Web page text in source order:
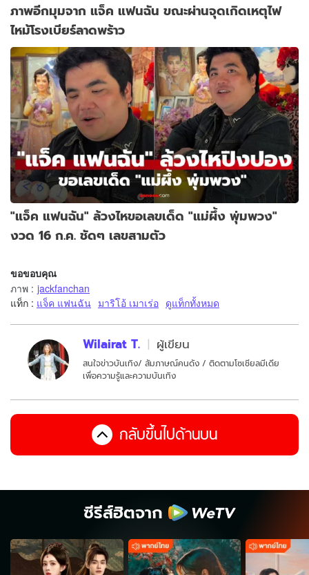
ภาพอีกมุมจาก แจ็ค แฟนฉัน ขณะผ่านจุดเกิดเหตุไฟ
ไหม้โรงเบียร์ลาดพร้าว
"แจ็ค แฟนฉัน" ล้วงไหขอเลขเด็ด "แม่ผึ้ง พุ่มพวง"
งวด 16 ก.ค. ชัดๆ เลขสามตัว
ขอขอบคุณ
ภาพ : jackfanchan
แท็ก : แจ็ค แฟนฉัน มาริโอ้ เมาเร่อ ดูแท็กทั้งหมด
Wilairat T. ผู้เขียน
สนใจข่าวบันเทิง/ สัมภาษณ์คนดัง / ติดตามโซเชียลมีเดีย
เพื่อความรู้และความบันเทิง
กลับขึ้นไปด้านบน
ซีรีส์ฮิตจาก